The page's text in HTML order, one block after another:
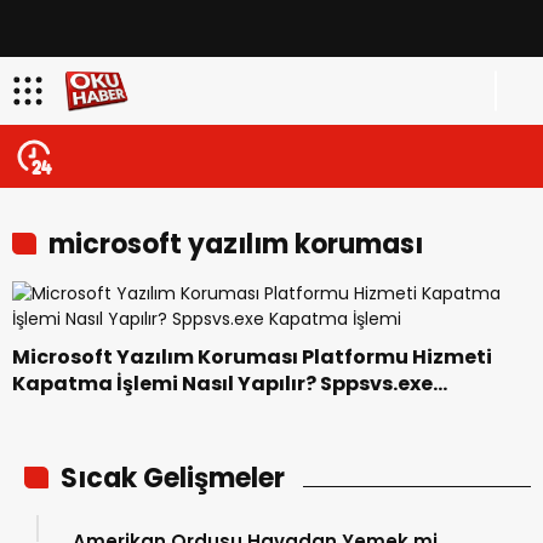
microsoft yazılım koruması
platformu hizmeti kapatma
Microsoft Yazılım Koruması Platformu Hizmeti
Kapatma İşlemi Nasıl Yapılır? Sppsvs.exe
Sıcak Gelişmeler